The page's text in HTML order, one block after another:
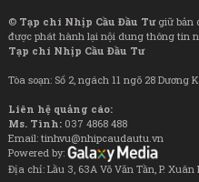
© Tạp chí Nhịp Cầu Đầu Tưgiữ bản
được phát hành lại nội dung thông tin
Tạp chí Nhịp Cầu Đầu Tư
Tòa soạn: Số 2, ngách 11 ngõ 28 Dương
Liên hệ quảng cáo:
Ms. Tình: 037 4868 488
Email: tinhvu@nhipcaudautu.vn
Powered by:
Địa chỉ: Lầu 3, 63A Võ Văn Tần, P. Xuân